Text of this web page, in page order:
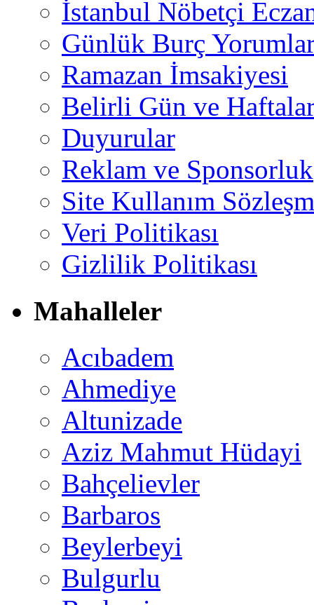
İstanbul Nöbetçi
Günlük Burç
Ramazan İmsakiyesi
Belirli Gün ve
Duyurular
Reklam ve Sponsorluk
Site Kullanım
Veri Politikası
Gizlilik Politikası
Mahalleler
Acıbadem
Ahmediye
Altunizade
Aziz Mahmut Hüdayi
Bahçelievler
Barbaros
Beylerbeyi
Bulgurlu